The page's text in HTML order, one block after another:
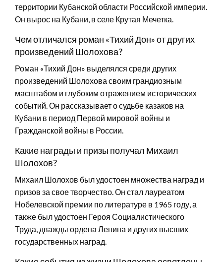
территории Кубанской области Российской империи.
Он вырос на Кубани, в селе Крутая Мечетка.
Чем отличался роман «Тихий Дон» от других
произведений Шолохова?
Роман «Тихий Дон» выделялся среди других
произведений Шолохова своим грандиозным
масштабом и глубоким отражением исторических
событий. Он рассказывает о судьбе казаков на
Кубани в период Первой мировой войны и
Гражданской войны в России.
Какие награды и призы получал Михаил
Шолохов?
Михаил Шолохов был удостоен множества наград и
призов за свое творчество. Он стал лауреатом
Нобелевской премии по литературе в 1965 году, а
также был удостоен Героя Социалистического
Труда, дважды ордена Ленина и других высших
государственных наград.